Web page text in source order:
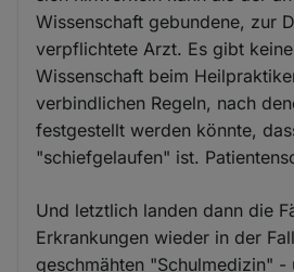
Wissenschaft gebundene, zur
verpflichtete Arzt. Es gibt
Wissenschaft beim
verbindlichen Regeln, nach
festgestellt werden könnte,
"schiefgelaufen" ist.
Und letztlich landen dann die
Erkrankungen wieder in der
geschmähten "Schulmedizin" -